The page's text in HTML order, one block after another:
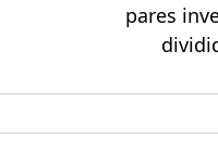
pares